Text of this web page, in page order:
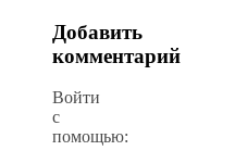
Добавить
комментарий
Войти
с
помощью: